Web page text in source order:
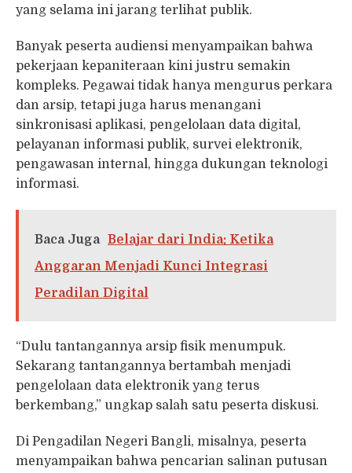
yang selama ini jarang terlihat publik.
Banyak peserta audiensi menyampaikan bahwa
pekerjaan kepaniteraan kini justru semakin
kompleks. Pegawai tidak hanya mengurus perkara
dan arsip, tetapi juga harus menangani
sinkronisasi aplikasi, pengelolaan data digital,
pelayanan informasi publik, survei elektronik,
pengawasan internal, hingga dukungan teknologi
informasi.
Baca Juga Belajar dari India: Ketika
Anggaran Menjadi Kunci Integrasi
Peradilan Digital
“Dulu tantangannya arsip fisik menumpuk.
Sekarang tantangannya bertambah menjadi
pengelolaan data elektronik yang terus
berkembang,” ungkap salah satu peserta diskusi.
Di Pengadilan Negeri Bangli, misalnya, peserta
menyampaikan bahwa pencarian salinan putusan